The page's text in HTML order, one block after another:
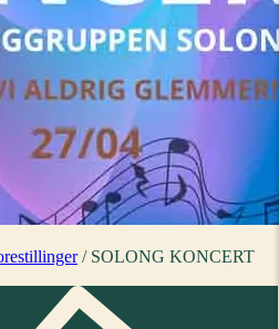
/ SOLONG KONCERT